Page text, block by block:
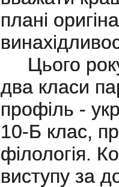
плані
Цього
два класи
профіль -
10-Б клас,
філологія.
виступу за